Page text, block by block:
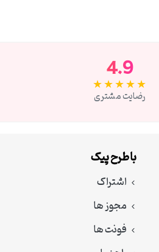
4.9
★★★★★
رضایت مشتری
با طرح پیک
اشتراک
مجوز ها
فونت ها